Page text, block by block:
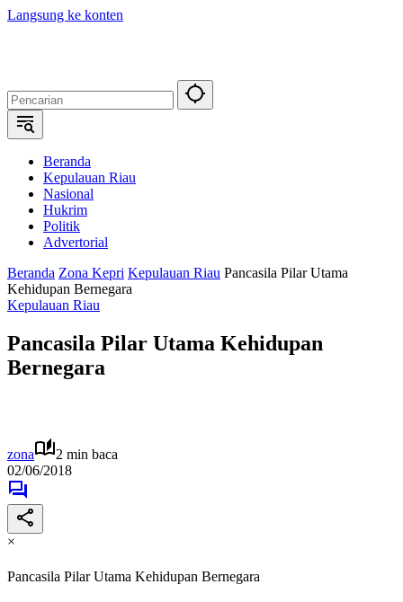
Langsung ke konten
Beranda
Kepulauan Riau
Nasional
Hukrim
Politik
Advertorial
Beranda Zona Kepri Kepulauan Riau Pancasila Pilar Utama
Kehidupan Bernegara
Kepulauan Riau
Pancasila Pilar Utama Kehidupan
Bernegara
zona
2 min baca
02/06/2018
×
Pancasila Pilar Utama Kehidupan Bernegara